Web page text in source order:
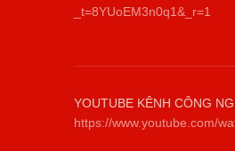
_t=8YUoEM3n0q1&_r=1
YOUTUBE KÊNH CÔNG
https://www.youtube.com/